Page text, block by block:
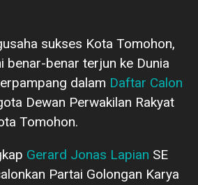
sukses Kota Tomohon,
benar-benar terjun ke Dunia
dalam Daftar Calon
Dewan Perwakilan Rakyat
Tomohon.
Gerard Jonas Lapian SE
Partai Golongan Karya